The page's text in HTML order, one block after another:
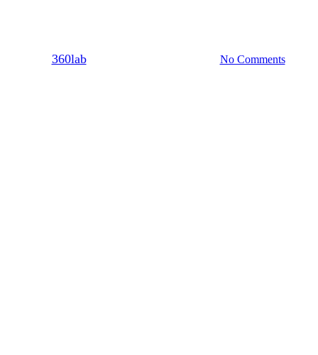
360lab08/07/2021 No Comments